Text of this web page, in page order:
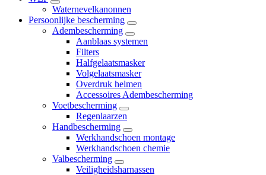
Waternevelkanonnen
Persoonlijke bescherming
Adembescherming
Aanblaas systemen
Filters
Halfgelaatsmasker
Volgelaatsmasker
Overdruk helmen
Accessoires Adembescherming
Voetbescherming
Regenlaarzen
Handbescherming
Werkhandschoen montage
Werkhandschoen chemie
Valbescherming
Veiligheidsharnassen